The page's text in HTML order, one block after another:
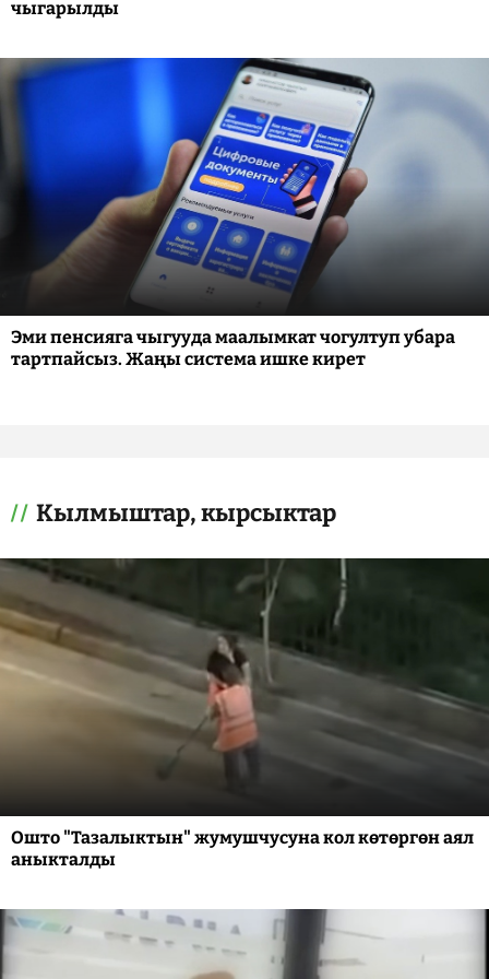
чыгарылды
Эми пенсияга чыгууда маалымкат чогултуп убара
тартпайсыз. Жаңы система ишке кирет
Кылмыштар, кырсыктар
Ошто "Тазалыктын" жумушчусуна кол көтөргөн аял
аныкталды